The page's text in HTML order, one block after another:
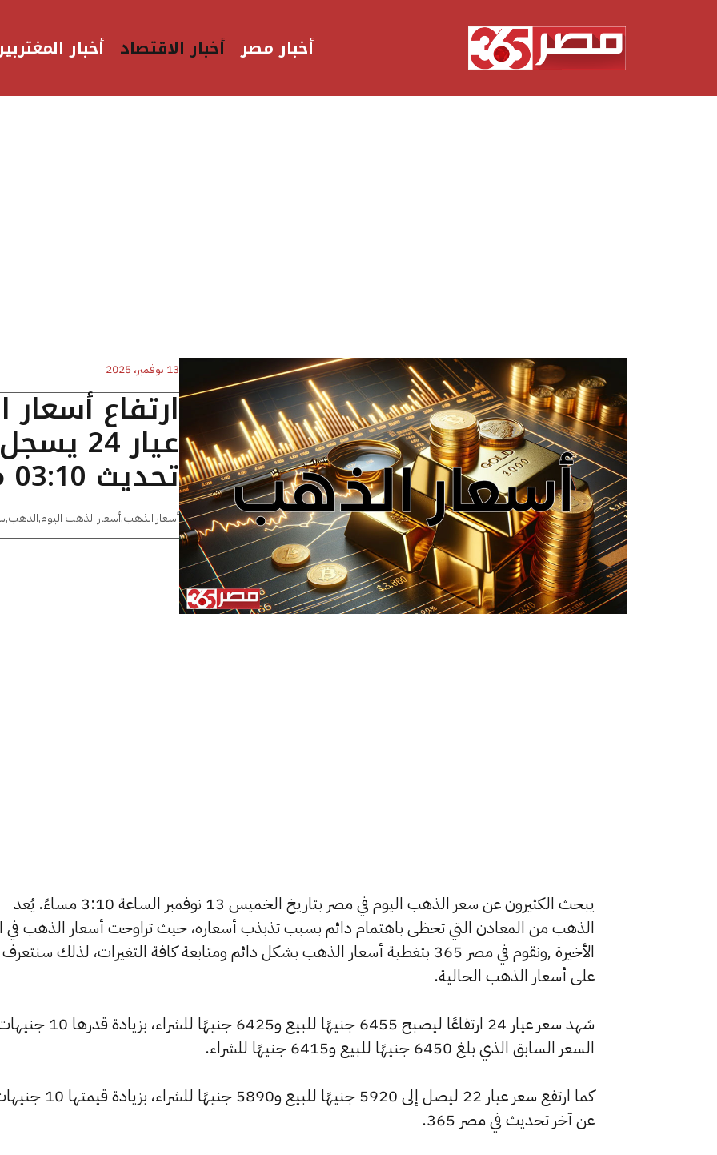
أخبار مصر أخبار الاقتصاد أخبار
13 نوفمبر، 2025
ارتفاع
تحديث 03:10 مساءًا
أسعار الذهب,أسعار الذهب اليوم,الذهب,
يبحث الكثيرون عن سعر الذهب اليوم في مصر بتاريخ الخميس 13 نوفمبر الساعة 3:10 مساءً. يُعد
الذهب من المعادن التي تحظى باهتمام دائم بسبب تذبذب أسعاره، حيث تراوحت أسعار الذهب في
الأخيرة ,ونقوم في مصر 365 بتغطية أسعار الذهب بشكل دائم ومتابعة كافة التغيرات، لذلك
على أسعار الذهب الحالية.
شهد سعر عيار 24 ارتفاعًا ليصبح 6455 جنيهًا للبيع و6425
السعر السابق الذي بلغ 6450 جنيهًا للبيع و6415 جنيهًا للشراء.
كما ارتفع سعر عيار 22 ليصل إلى 5920 جنيهًا للبيع و5890 جنيهًا للشراء،
عن آخر تحديث في مصر 365.